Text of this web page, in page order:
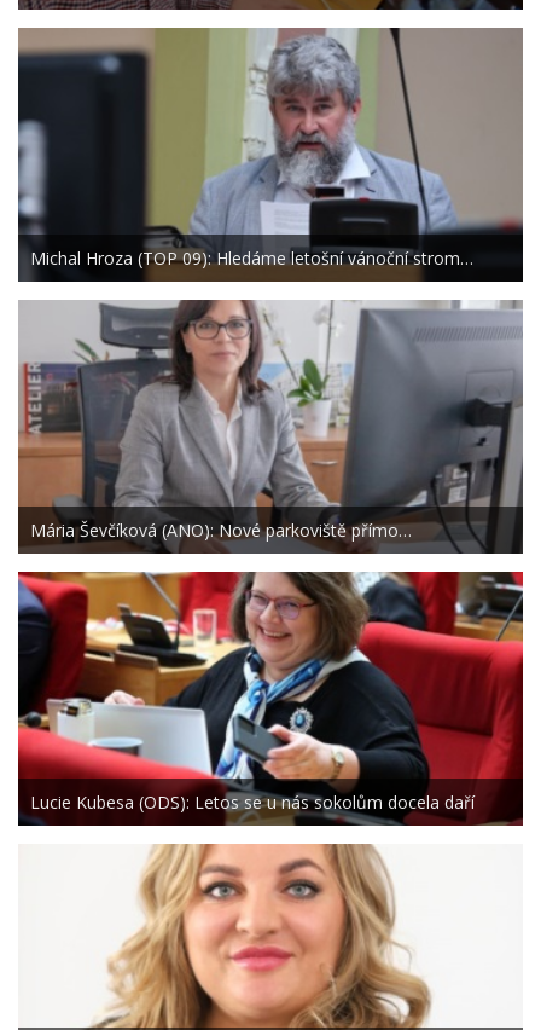
Michal Hroza (TOP 09): Hledáme letošní vánoční strom…
Mária Ševčíková (ANO): Nové parkoviště přímo…
Lucie Kubesa (ODS): Letos se u nás sokolům docela daří